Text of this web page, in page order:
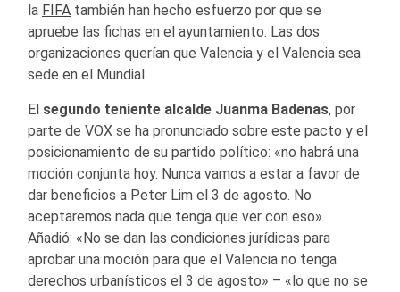
la FIFA también han hecho esfuerzo por que se
apruebe las fichas en el ayuntamiento. Las dos
organizaciones querían que Valencia y el Valencia sea
sede en el Mundial
El segundo teniente alcalde Juanma Badenas, por
parte de VOX se ha pronunciado sobre este pacto y el
posicionamiento de su partido político: «no habrá una
moción conjunta hoy. Nunca vamos a estar a favor de
dar beneficios a Peter Lim el 3 de agosto. No
aceptaremos nada que tenga que ver con eso».
Añadió: «No se dan las condiciones jurídicas para
aprobar una moción para que el Valencia no tenga
derechos urbanísticos el 3 de agosto» – «lo que no se